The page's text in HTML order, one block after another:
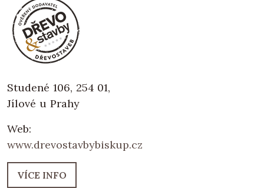
Studené 106, 254 01,
Jílové u Prahy
Web:
www.drevostavbybiskup.cz
VÍCE INFO